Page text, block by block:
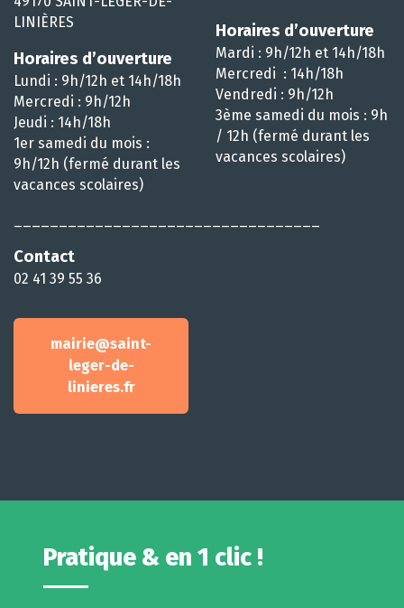
LINIÈRES
Horaires d’ouverture
Lundi : 9h/12h et 14h/18h
Mercredi : 9h/12h
Jeudi : 14h/18h
1er samedi du mois :
9h/12h (fermé durant les
vacances scolaires)
Contact
02 41 39 55 36
mairie@saint-
leger-de-
linieres.fr
Horaires d’ouverture
Mardi : 9h/12h et 14h/18h
Mercredi : 14h/18h
Vendredi : 9h/12h
3ème samedi du mois : 9h
/ 12h (fermé durant les
vacances scolaires)
Pratique & en 1 clic !